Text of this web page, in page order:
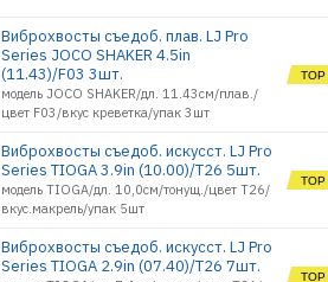
Мормышки
Мотыльницы
Оборудование газовое
Обувь
Оснастки поплавочные
Оснастки фидерные
Очки
Палатки, Тенты, Зонты
Подсачеки, садки
Поплавки
Виброхвосты съедоб. плав. LJ Pro
Series JOCO SHAKER 4.5in
(11.43)/F03 3шт.
модель JOCO SHAKER/дл. 11.43см/плав./
цвет F03/вкус креветка/упак 3шт
Виброхвосты съедоб. искусст. LJ Pro
Series TIOGA 3.9in (10.00)/T26 5шт.
модель TIOGA/дл. 10,0см/тонущ./цвет T26/
вкус.макрель/упак 5шт
Виброхвосты съедоб. искусст. LJ Pro
Series TIOGA 2.9in (07.40)/T26 7шт.